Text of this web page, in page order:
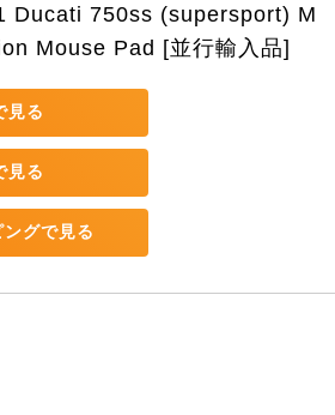
Ducati 750ss (supersport) M
Mouse Pad [並行輸入品]
見る
見る
グで見る